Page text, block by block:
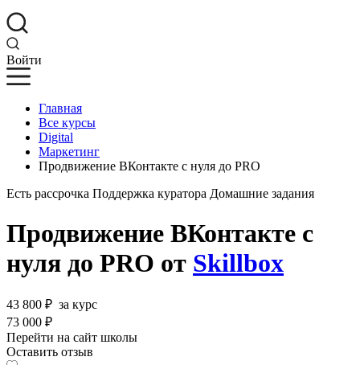
Войти
Главная
Все курсы
Digital
Маркетинг
Продвижение ВКонтакте с нуля до PRO
Есть рассрочка Поддержка куратора Домашние задания
Продвижение ВКонтакте с
нуля до PRO от Skillbox
43 800 ₽ за курс
73 000 ₽
Перейти на сайт школы
Оставить отзыв